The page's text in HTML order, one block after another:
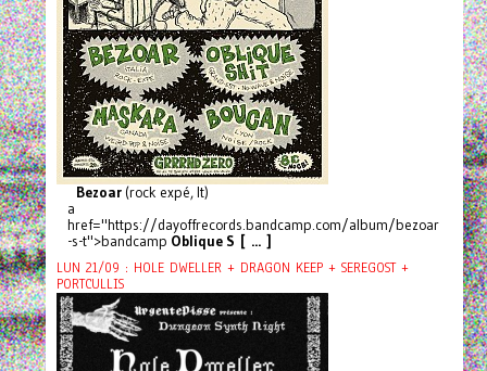
Bezoar(rock expé, It)
a
href="https://dayoffrecords.bandcamp.com/album/bezoar
-s-t">bandcamp Oblique S [ ... ]
LUN 21/09 : HOLE DWELLER + DRAGON KEEP + SEREGOST +
PORTCULLIS